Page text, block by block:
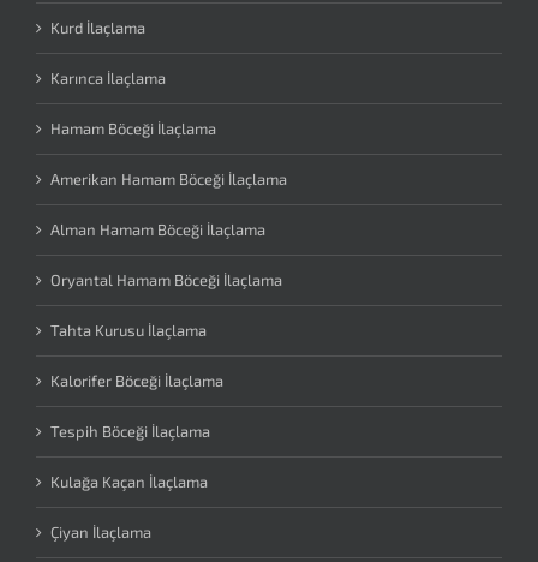
Kurd İlaçlama
Karınca İlaçlama
Hamam Böceği İlaçlama
Amerikan Hamam Böceği İlaçlama
Alman Hamam Böceği İlaçlama
Oryantal Hamam Böceği İlaçlama
Tahta Kurusu İlaçlama
Kalorifer Böceği İlaçlama
Tespih Böceği İlaçlama
Kulağa Kaçan İlaçlama
Çiyan İlaçlama